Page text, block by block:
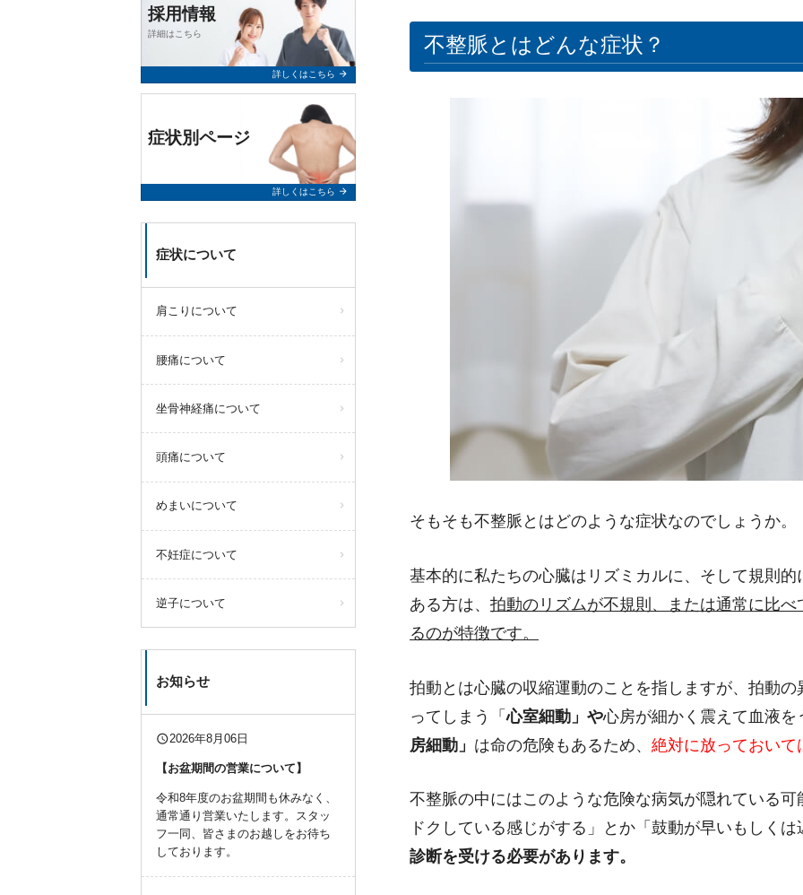
不整脈とはどんな症状？
そもそも不整脈とはどのような症状なのでしょうか。
基本的に私たちの心臓はリズミカルに、そして規則
ある方は、 拍動のリズムが不規則、または通常に比
るのが特徴です。
拍動とは心臓の収縮運動のことを指しますが、拍動
ってしまう「心室細動」や心房が細かく震えて血液
房細動」 は命の危険もあるため、 絶対に放っておい
不整脈の中にはこのような危険な病気が隠れている
ドクしている感じがする」とか「鼓動が早いもしく
診断を受ける必要があります。
採用情報
詳細はこちら
詳しくはこちら arrow_forward
症状別ページ
詳しくはこちら arrow_forward
症状について
肩こりについて
腰痛について
坐骨神経痛について
頭痛について
めまいについて
不妊症について
逆子について
お知らせ
query_builder2026年8月06日
【お盆期間の営業について】
令和8年度のお盆期間も休みなく、
通常通り営業いたします。スタッ
フ一同、皆さまのお越しをお待ち
しております。